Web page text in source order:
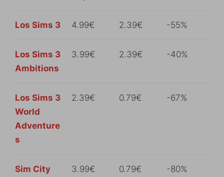
Los Sims 3 4.99€ 2.39€ -55%
Los Sims 3
Ambitions
3.99€ 2.39€ -40%
Los Sims 3
World
Adventure
s
2.39€ 0.79€ -67%
Sim City
3.99€ 0.79€ -80%